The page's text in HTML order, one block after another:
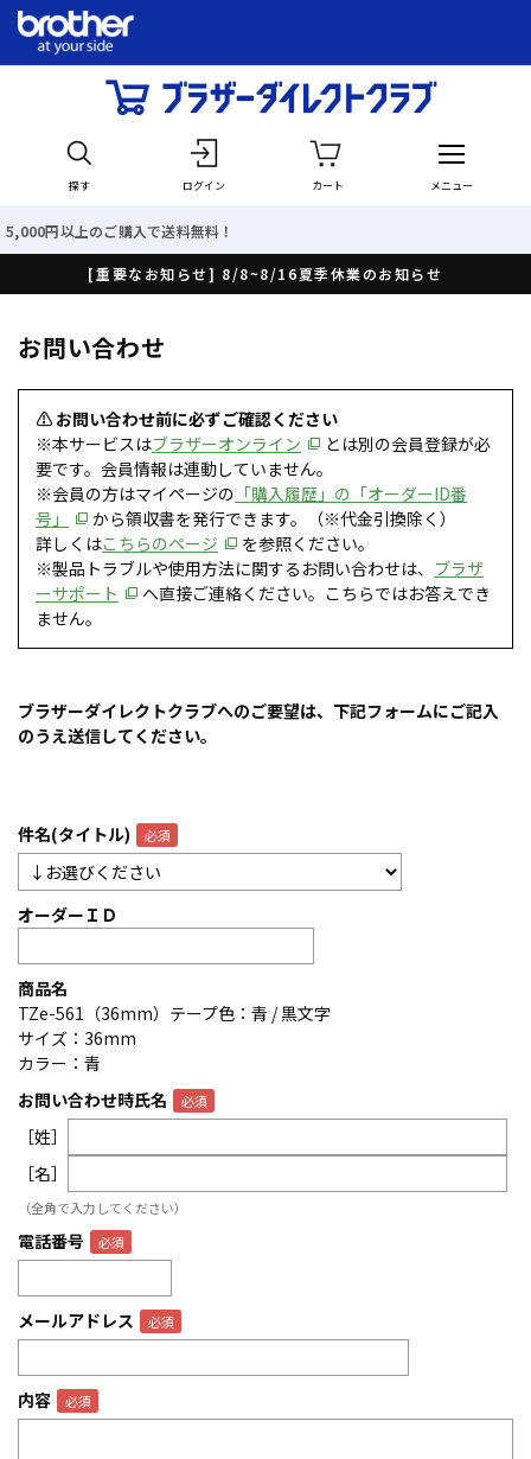
探す ログイン カート メニュー
購入で送料無料！
[重要なお知らせ] 8/8~8/16夏季休業のお知らせ
お問い合わせ
⚠ お問い合わせ前に必ずご確認ください
※本サービスはブラザーオンライン
とは別の会員登録が必
要です。会員情報は連動していません。
※会員の方はマイページの 「購入履歴」の「オーダーID番
号」
から領収書を発行できます。（※代金引換除く）
詳しくはこちらのページ
を参照ください。
※製品トラブルや使用方法に関するお問い合わせは、 ブラザ
ーサポート
へ直接ご連絡ください。こちらではお答えでき
ません。
ブラザーダイレクトクラブへのご要望は、下記フォームにご記入
のうえ送信してください。
件名(タイトル)
オーダーＩＤ
商品名
TZe-561（36mm）テープ色：青 / 黒文字
サイズ：36mm
カラー：青
お問い合わせ時氏名
［姓］
［名］
（全角で入力してください）
電話番号
メールアドレス
内容